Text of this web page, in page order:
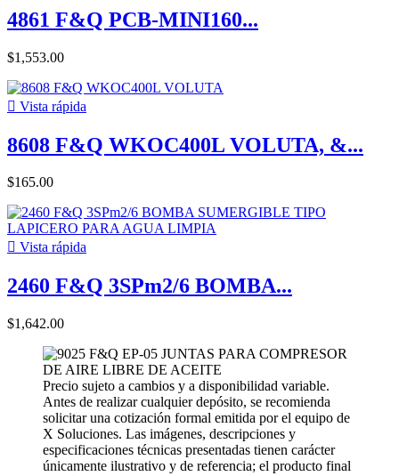
4861 F&Q PCB-MINI160...
$1,553.00
 Vista rápida
8608 F&Q WKOC400L VOLUTA, &...
$165.00
 Vista rápida
2460 F&Q 3SPm2/6 BOMBA...
$1,642.00
Precio sujeto a cambios y a disponibilidad variable.
Antes de realizar cualquier depósito, se recomienda
solicitar una cotización formal emitida por el equipo de
X Soluciones. Las imágenes, descripciones y
especificaciones técnicas presentadas tienen carácter
únicamente ilustrativo y de referencia; el producto final